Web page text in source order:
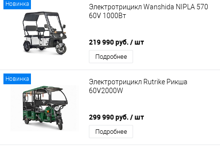
Новинка
Электротрицикл Wanshida NIPLA 570
60V 1000Вт
219 990 руб. / шт
Подробнее
Новинка
Электротрицикл Rutrike Рикша
60V2000W
299 990 руб. / шт
Подробнее